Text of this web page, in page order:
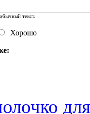
текст.
Хорошо